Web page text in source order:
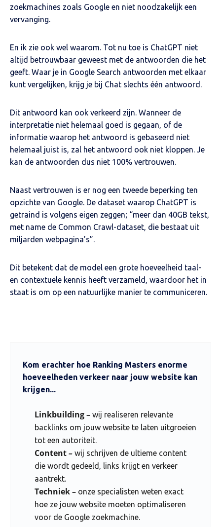
zoekmachines zoals Google en niet noodzakelijk een
vervanging.
En ik zie ook wel waarom. Tot nu toe is ChatGPT niet
altijd betrouwbaar geweest met de antwoorden die het
geeft. Waar je in Google Search antwoorden met elkaar
kunt vergelijken, krijg je bij Chat slechts één antwoord.
Dit antwoord kan ook verkeerd zijn. Wanneer de
interpretatie niet helemaal goed is gegaan, of de
informatie waarop het antwoord is gebaseerd niet
helemaal juist is, zal het antwoord ook niet kloppen. Je
kan de antwoorden dus niet 100% vertrouwen.
Naast vertrouwen is er nog een tweede beperking ten
opzichte van Google. De dataset waarop ChatGPT is
getraind is volgens eigen zeggen; “meer dan 40GB tekst,
met name de Common Crawl-dataset, die bestaat uit
miljarden webpagina’s”.
Dit betekent dat de model een grote hoeveelheid taal-
en contextuele kennis heeft verzameld, waardoor het in
staat is om op een natuurlijke manier te communiceren.
Kom erachter hoe Ranking Masters enorme
hoeveelheden verkeer naar jouw website kan
krijgen...
Linkbuilding – wij realiseren relevante
backlinks om jouw website te laten uitgroeien
tot een autoriteit.
Content– wij schrijven de ultieme content
die wordt gedeeld, links krijgt en verkeer
aantrekt.
Techniek – onze specialisten weten exact
hoe ze jouw website moeten optimaliseren
voor de Google zoekmachine.